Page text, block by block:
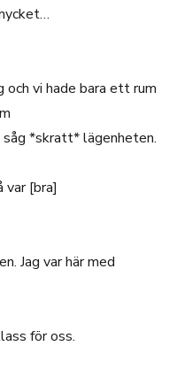
och vi hade bara ett rum
såg *skratt* lägenheten.
var [bra]
Jag var här med
för oss.